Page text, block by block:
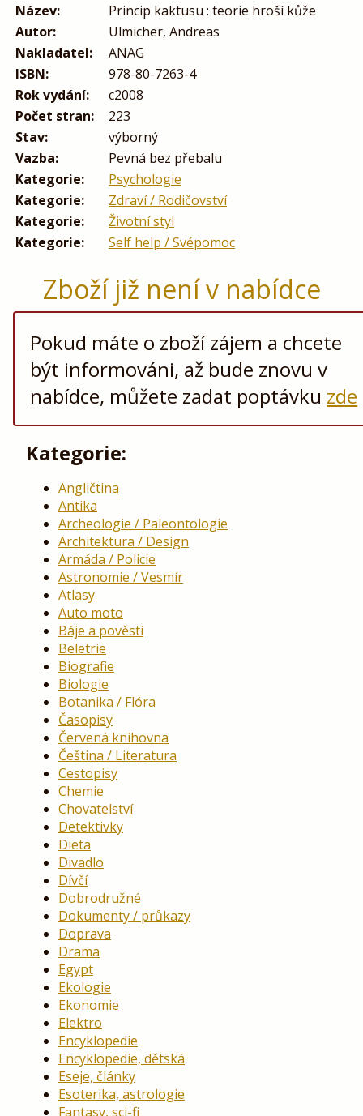
Název:
Princip kaktusu : teorie hroší kůže
Autor:
Ulmicher, Andreas
Nakladatel:
ANAG
ISBN:
978-80-7263-4
Rok vydání:
c2008
Počet stran:
223
Stav:
výborný
Vazba:
Pevná bez přebalu
Kategorie:
Psychologie
Kategorie:
Zdraví / Rodičovství
Kategorie:
Životní styl
Kategorie:
Self help / Svépomoc
Zboží již není v nabídce
Pokud máte o zboží zájem a chcete
být informováni, až bude znovu v
nabídce, můžete zadat poptávku zde
Kategorie:
Angličtina
Antika
Archeologie / Paleontologie
Architektura / Design
Armáda / Policie
Astronomie / Vesmír
Atlasy
Auto moto
Báje a pověsti
Beletrie
Biografie
Biologie
Botanika / Flóra
Časopisy
Červená knihovna
Čeština / Literatura
Cestopisy
Chemie
Chovatelství
Detektivky
Dieta
Divadlo
Dívčí
Dobrodružné
Dokumenty / průkazy
Doprava
Drama
Egypt
Ekologie
Ekonomie
Elektro
Encyklopedie
Encyklopedie, dětská
Eseje, články
Esoterika, astrologie
Fantasy, sci-fi